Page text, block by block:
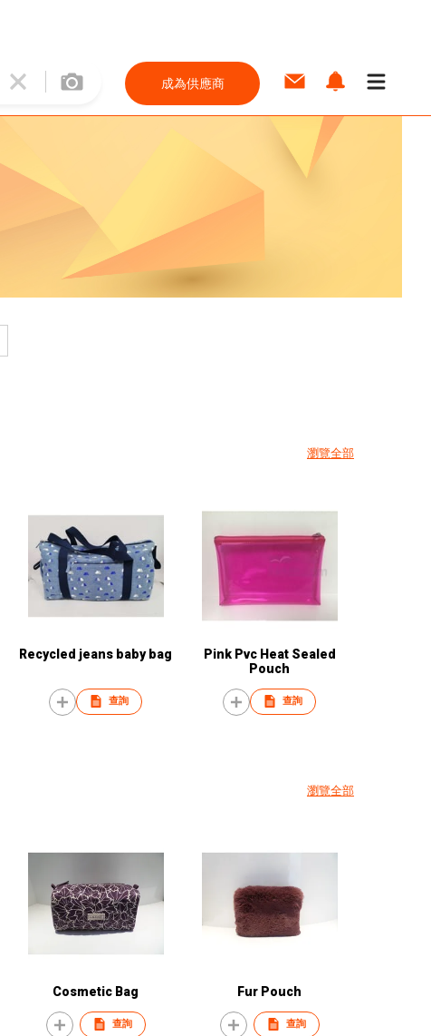
成為供應商
瀏覽全部
Recycled jeans baby bag
查詢
Pink Pvc Heat Sealed
Pouch
查詢
瀏覽全部
Cosmetic Bag
查詢
Fur Pouch
查詢